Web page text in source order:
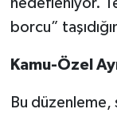
borcu”
Kamu-Özel
Bu düzenleme,